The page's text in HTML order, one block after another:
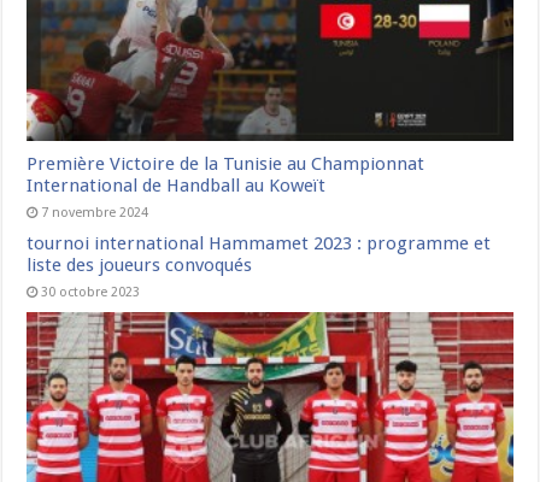
Première Victoire de la Tunisie au Championnat
International de Handball au Koweït
7 novembre 2024
tournoi international Hammamet 2023 : programme et
liste des joueurs convoqués
30 octobre 2023